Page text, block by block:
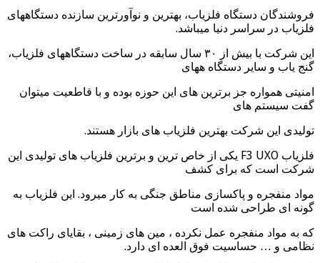
فروشندگان دستگاه فلزیاب، بهترین و نوآورترین سازنده دستگاههای
فلزیاب در سراسر دنیا میباشد.
این شرکت با بیش از ۳۰ سال سابقه در ساخت دستگاههای فلزیاب،
گنج یاب و سایر دستگاه ههای
امنیتی همواره جز برترین های این حوزه بوده و با قاطعیت میتوان
گفت سیستم های
تولیدی این شرکت بهترین فلزیاب های بازار هستند.
فلزیاب F3 UXO یکی از خاص ترین و برترین فلزیاب های تولیدی این
شرکت است که برای کشف
مواد منفجره و پاکسازی مناطق جنگی به کار میرود. این فلزیاب به
گونه ای طراحی شده است
که به مواد منفجره عمل نکرده ، مین های زمینی ، بقایای راکت های
نظامی و … حساسیت فوق العده ای دارد.